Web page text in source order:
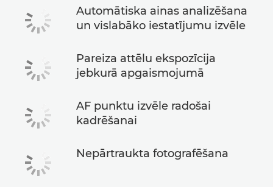
Automātiska ainas analizēšana
un vislabāko iestatījumu izvēle
Pareiza attēlu ekspozīcija
jebkurā apgaismojumā
AF punktu izvēle radošai
kadrēšanai
Nepārtraukta fotografēšana